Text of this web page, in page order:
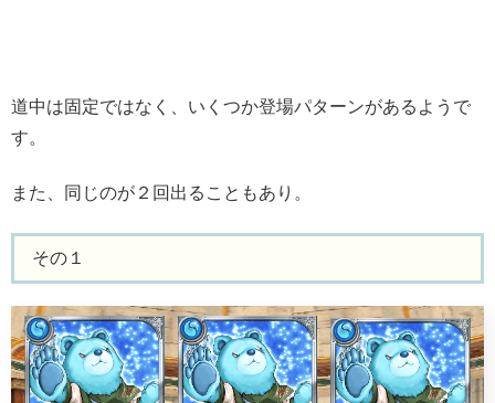
道中は固定ではなく、いくつか登場パターンがあるようで
す。
また、同じのが２回出ることもあり。
その１